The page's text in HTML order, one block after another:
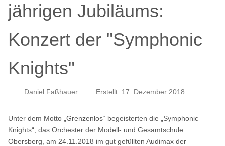
jährigen Jubiläums:
Konzert der "Symphonic
Knights"
Daniel Faßhauer Erstellt: 17. Dezember 2018
Unter dem Motto „Grenzenlos“ begeisterten die „Symphonic
Knights“, das Orchester der Modell- und Gesamtschule
Obersberg, am 24.11.2018 im gut gefüllten Audimax der